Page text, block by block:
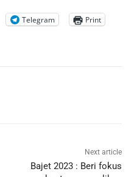
Telegram Print
Next article
Bajet 2023 : Beri fokus